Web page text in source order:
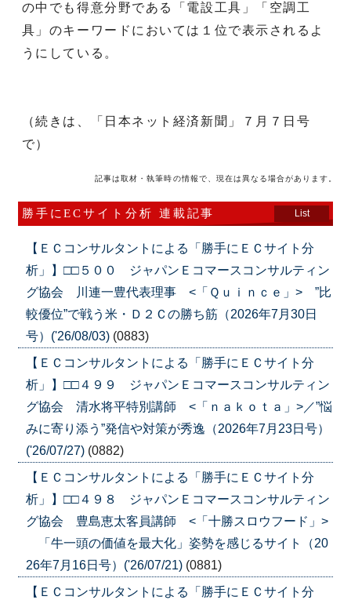
の中でも得意分野である「電設工具」「空調工
具」のキーワードにおいては１位で表示されるよ
うにしている。
（続きは、「日本ネット経済新聞」７月７日号
で）
記事は取材・執筆時の情報で、現在は異なる場合があります。
勝手にECサイト分析 連載記事 List
【ＥＣコンサルタントによる「勝手にＥＣサイト分
析」】□□５００ ジャパンＥコマースコンサルティン
グ協会 川連一豊代表理事 <「Ｑｕｉｎｃｅ」> ”比
較優位”で戦う米・Ｄ２Ｃの勝ち筋（2026年7月30日
号）('26/08/03) (0883)
【ＥＣコンサルタントによる「勝手にＥＣサイト分
析」】□□４９９ ジャパンＥコマースコンサルティン
グ協会 清水将平特別講師 <「ｎａｋｏｔａ」>／”悩
みに寄り添う”発信や対策が秀逸（2026年7月23日号）
('26/07/27) (0882)
【ＥＣコンサルタントによる「勝手にＥＣサイト分
析」】□□４９８ ジャパンＥコマースコンサルティン
グ協会 豊島恵太客員講師 <「十勝スロウフード」>
「牛一頭の価値を最大化」姿勢を感じるサイト（20
26年7月16日号）('26/07/21) (0881)
【ＥＣコンサルタントによる「勝手にＥＣサイト分